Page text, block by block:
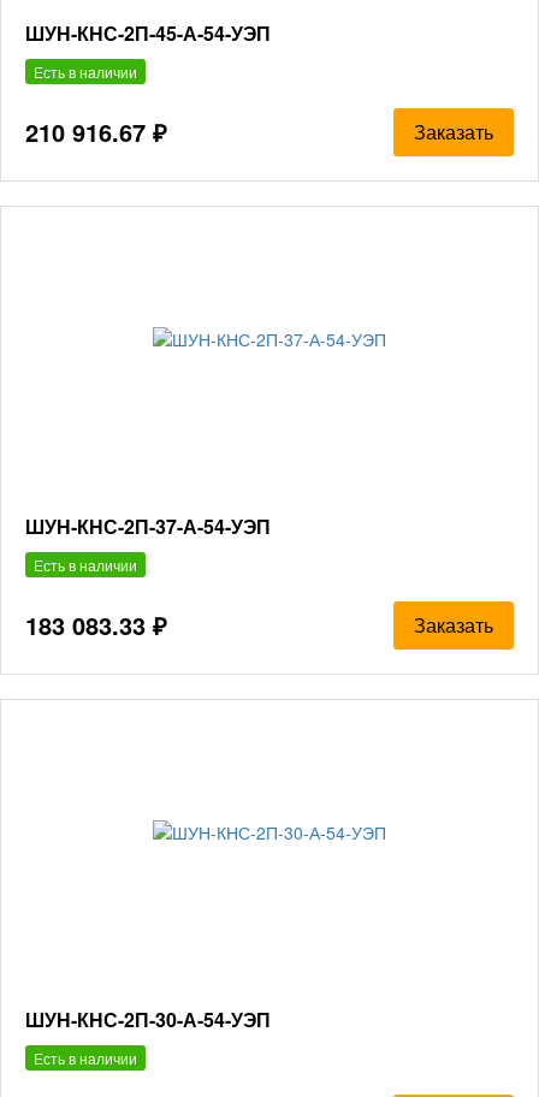
ШУН-КНС-2П-45-А-54-УЭП
Есть в наличии
210 916.67 ₽ Заказать
ШУН-КНС-2П-37-А-54-УЭП
Есть в наличии
183 083.33 ₽ Заказать
ШУН-КНС-2П-30-А-54-УЭП
Есть в наличии